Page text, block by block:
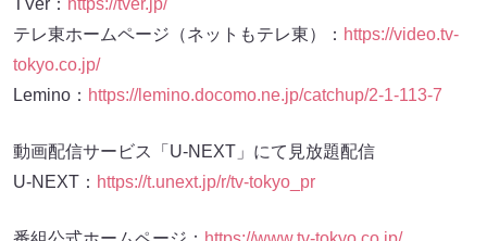
テレ東ホームページ（ネットもテレ東）： https://video.tv-
tokyo.co.jp/
Lemino： https://lemino.docomo.ne.jp/catchup/2-1-113-7
動画配信サービス「U-NEXT」にて見放題配信
U-NEXT： https://t.unext.jp/r/tv-tokyo_pr